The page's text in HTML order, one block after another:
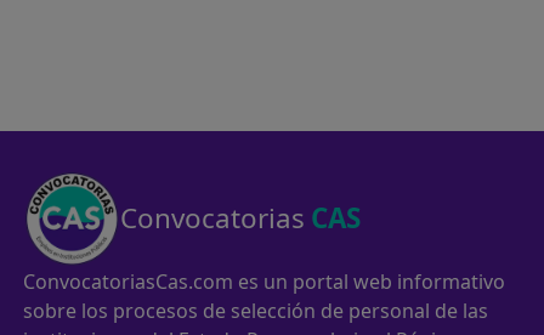
Convocatorias CAS
ConvocatoriasCas.com es un portal web informativo
sobre los procesos de selección de personal de las